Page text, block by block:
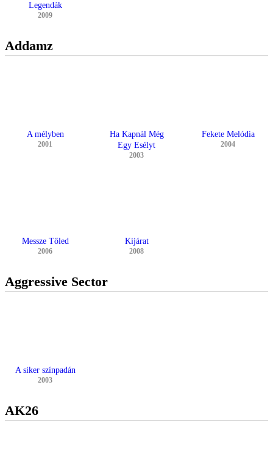
Legendák
2009
Addamz
A mélyben
2001
Ha Kapnál Még
Egy Esélyt
2003
Fekete Melódia
2004
Messze Tőled
2006
Kijárat
2008
Aggressive Sector
A siker színpadán
2003
AK26